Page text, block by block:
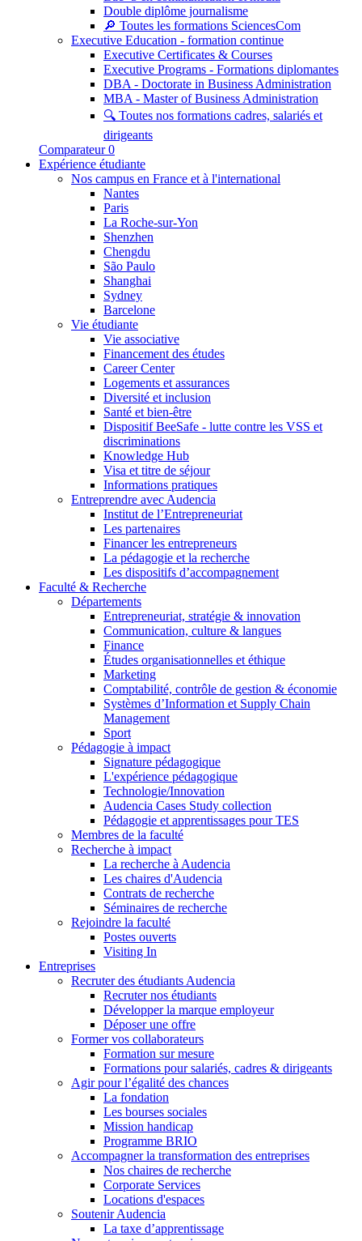
Double diplôme journalisme
🔎 Toutes les formations SciencesCom
Executive Education - formation continue
Executive Certificates & Courses
Executive Programs - Formations diplomantes
DBA - Doctorate in Business Administration
MBA - Master of Business Administration
🔍 Toutes nos formations cadres, salariés et
dirigeants
Comparateur 0
Expérience étudiante
Nos campus en France et à l'international
Nantes
Paris
La Roche-sur-Yon
Shenzhen
Chengdu
São Paulo
Shanghai
Sydney
Barcelone
Vie étudiante
Vie associative
Financement des études
Career Center
Logements et assurances
Diversité et inclusion
Santé et bien-être
Dispositif BeeSafe - lutte contre les VSS et
discriminations
Knowledge Hub
Visa et titre de séjour
Informations pratiques
Entreprendre avec Audencia
Institut de l’Entrepreneuriat
Les partenaires
Financer les entrepreneurs
La pédagogie et la recherche
Les dispositifs d’accompagnement
Faculté & Recherche
Départements
Entrepreneuriat, stratégie & innovation
Communication, culture & langues
Finance
Études organisationnelles et éthique
Marketing
Comptabilité, contrôle de gestion & économie
Systèmes d’Information et Supply Chain
Management
Sport
Pédagogie à impact
Signature pédagogique
L'expérience pédagogique
Technologie/Innovation
Audencia Cases Study collection
Pédagogie et apprentissages pour TES
Membres de la faculté
Recherche à impact
La recherche à Audencia
Les chaires d'Audencia
Contrats de recherche
Séminaires de recherche
Rejoindre la faculté
Postes ouverts
Visiting In
Entreprises
Recruter des étudiants Audencia
Recruter nos étudiants
Développer la marque employeur
Déposer une offre
Former vos collaborateurs
Formation sur mesure
Formations pour salariés, cadres & dirigeants
Agir pour l’égalité des chances
La fondation
Les bourses sociales
Mission handicap
Programme BRIO
Accompagner la transformation des entreprises
Nos chaires de recherche
Corporate Services
Locations d'espaces
Soutenir Audencia
La taxe d’apprentissage